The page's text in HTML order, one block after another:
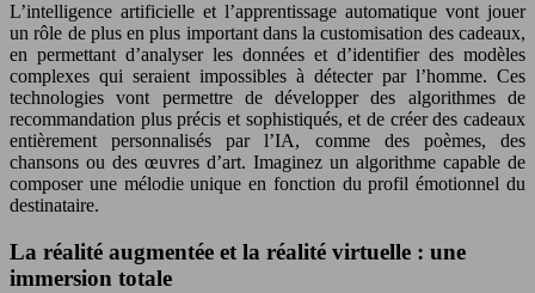
L’intelligence artificielle et l’apprentissage automatique vont jouer
un rôle de plus en plus important dans la customisation des cadeaux,
en permettant d’analyser les données et d’identifier des modèles
complexes qui seraient impossibles à détecter par l’homme. Ces
technologies vont permettre de développer des algorithmes de
recommandation plus précis et sophistiqués, et de créer des cadeaux
entièrement personnalisés par l’IA, comme des poèmes, des
chansons ou des œuvres d’art. Imaginez un algorithme capable de
composer une mélodie unique en fonction du profil émotionnel du
destinataire.
La réalité augmentée et la réalité virtuelle : une
immersion totale